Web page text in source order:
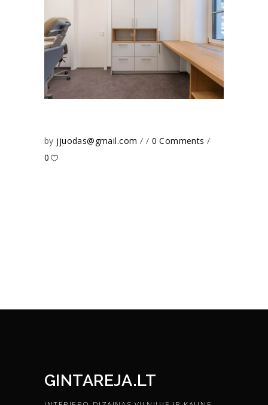
by jjuodas@gmail.com
0 Comments
0
GINTAREJA.LT